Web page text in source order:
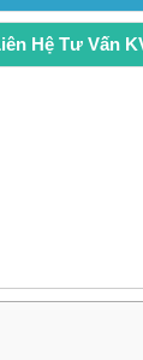
Hệ Tư Vấn